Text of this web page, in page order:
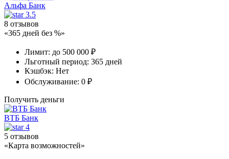
Альфа Банк
3.5
8 отзывов
«365 дней без %»
Лимит: до 500 000 ₽
Льготный период: 365 дней
Кэшбэк: Нет
Обслуживание: 0 ₽
Получить деньги
ВТБ Банк
4
5 отзывов
«Карта возможностей»